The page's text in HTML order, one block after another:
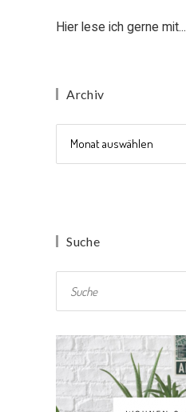
Hier lese ich gerne mit...
Archiv
Suche